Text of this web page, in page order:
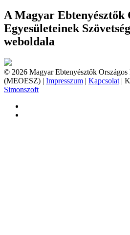
A Magyar Ebtenyésztők
Egyesületeinek
weboldala
© 2026 Magyar Ebtenyésztők Országos
(MEOESZ) | Impresszum | Kapcsolat |
Simonszoft